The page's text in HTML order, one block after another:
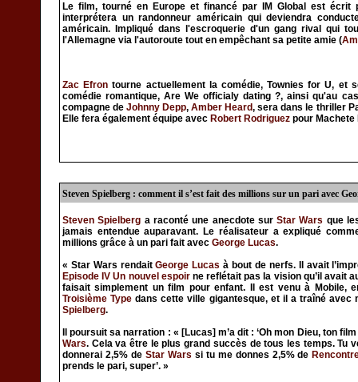
Le film, tourné en Europe et financé par IM Global est
interprétera un randonneur américain qui deviendra
américain. Impliqué dans l'escroquerie d'un gang rival qui
l'Allemagne via l'autoroute tout en empêchant sa petite amie (
Zac Efron tourne actuellement la comédie, Townies for U, et
comédie romantique, Are We officialy dating ?, ainsi qu'au
compagne deJohnny Depp,Amber Heard, sera dans le thriller
Elle fera également équipe avec Robert Rodriguez pour Machete
Steven Spielberg : comment il s’est fait des millions sur un pari avec
Steven Spielberg a raconté une anecdote surStar Wars que
jamais entendue auparavant. Le réalisateur a expliqué
millions grâce à un pari fait avec George Lucas.
« Star Wars rendaitGeorge Lucas à bout de nerfs. Il avait
Episode IV Un nouvel espoirne reflétait pas la vision qu’il avait
faisait simplement un film pour enfant. Il est venu à Mobile,
Troisième Type dans cette ville gigantesque, et il a traîné
Spielberg.
Il poursuit sa narration : « [Lucas] m’a dit : ‘Oh mon Dieu, ton
Wars. Cela va être le plus grand succès de tous les temps. Tu
donnerai 2,5% de Star Wars si tu me donnes 2,5% de
prends le pari, super’. »